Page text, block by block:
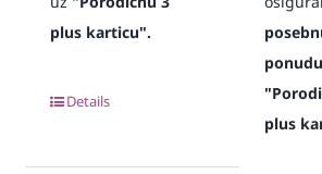
plus karticu".
Details
ponudu
plus